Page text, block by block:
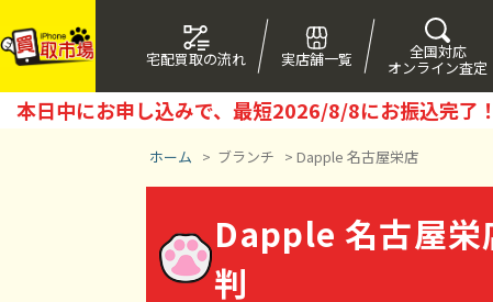
宅配買取の流れ 実店舗一覧 全国対応
オンライン査定
本日中にお申し込みで、最短2026/8/8にお振込完了！
ホーム > ブランチ > Dapple 名古屋栄店
Dapple 名古屋
判